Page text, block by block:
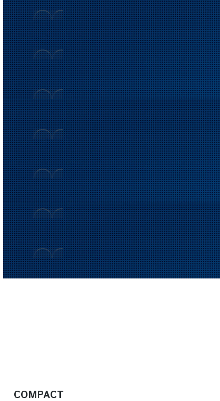
COMPACT